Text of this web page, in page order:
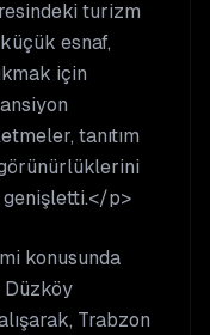
turizm
esnaf,
için
tanıtım
genişletti.</p>
konusunda
Düzköy
Trabzon